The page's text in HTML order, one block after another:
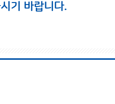
기 바랍니다.